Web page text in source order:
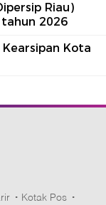
Riau)
2026
Kota
Kotak Pos